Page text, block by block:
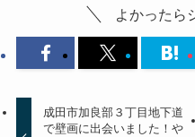
よかったら
成田市加良部３丁目地下道
で壁画に出会いました！や